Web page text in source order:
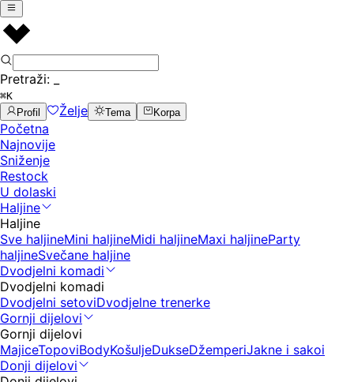
Pretraži:
⌘K
Profil
Želje Tema Korpa
Početna
Najnovije
Sniženje
Restock
U dolaski
Haljine
Haljine
Sve haljineMini haljineMidi haljineMaxi haljineParty
haljineSvečane haljine
Dvodjelni komadi
Dvodjelni komadi
Dvodjelni setoviDvodjelne trenerke
Gornji dijelovi
Gornji dijelovi
MajiceTopoviBodyKošuljeDukseDžemperiJakne i sakoi
Donji dijelovi